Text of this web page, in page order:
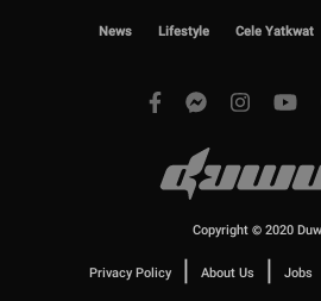
News Lifestyle Cele Yatkwat
Copyright © 2020
Privacy Policy | About Us | Jobs